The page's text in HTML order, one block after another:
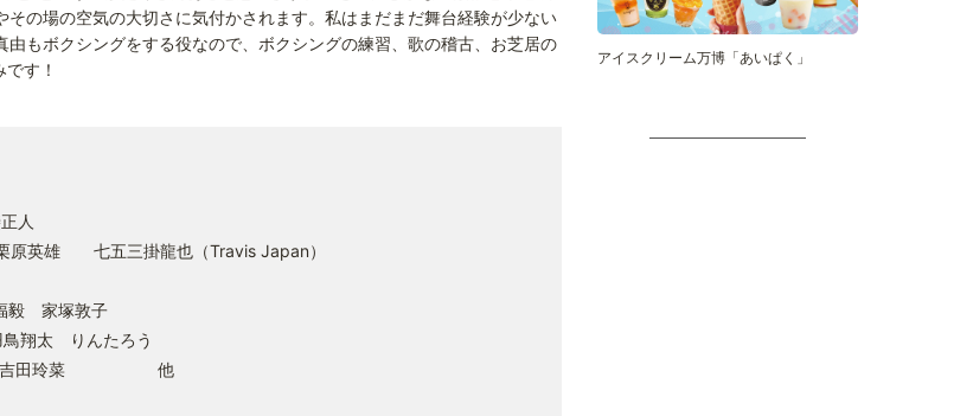
の場の空気の大切さに気付かされます。私はまだまだ舞台経験が少ない
もボクシングをする役なので、ボクシングの練習、歌の稽古、お芝居の
す！
人
栗原英雄 七五三掛龍也（Travis Japan）
家塚敦子
翔太 りんたろう
那 吉田玲菜 他
アイスクリーム万博「あいぱく」